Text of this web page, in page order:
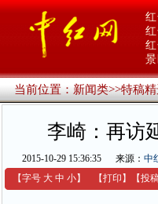
当前位置：新闻类>>特稿
李崎：再访
2015-10-29 15:36:35 来源： 中
【字号 大 中 小】 【打印 】 【投